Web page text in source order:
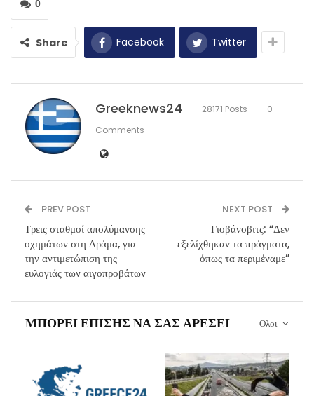
0
Share Facebook Twitter
Greeknews24 28171 Posts
0
Comments
PREV POST
Τρεις σταθμοί απολύμανσης
οχημάτων στη Δράμα, για
την αντιμετώπιση της
ευλογιάς των αιγοπροβάτων
NEXT POST
Γιοβάνοβιτς: “Δεν
εξελίχθηκαν τα πράγματα,
όπως τα περιμέναμε”
Ολοι
ΜΠΟΡΕΊ ΕΠΊΣΗΣ ΝΑ ΣΑΣ ΑΡΈΣΕΙ